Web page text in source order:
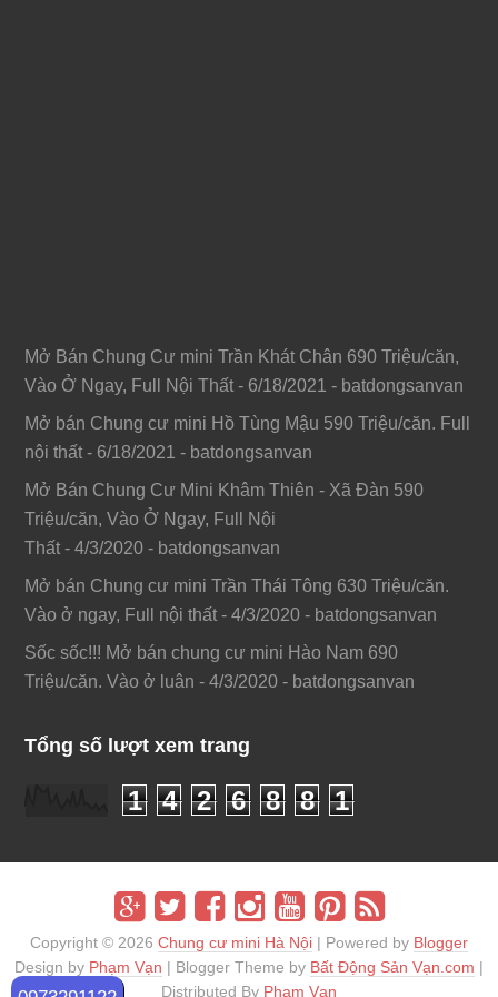
Mở Bán Chung Cư mini Trần Khát Chân 690 Triệu/căn,
Vào Ở Ngay, Full Nội Thất - 6/18/2021 - batdongsanvan
Mở bán Chung cư mini Hồ Tùng Mậu 590 Triệu/căn. Full
nội thất - 6/18/2021 - batdongsanvan
Mở Bán Chung Cư Mini Khâm Thiên - Xã Đàn 590
Triệu/căn, Vào Ở Ngay, Full Nội
Thất - 4/3/2020 - batdongsanvan
Mở bán Chung cư mini Trần Thái Tông 630 Triệu/căn.
Vào ở ngay, Full nội thất - 4/3/2020 - batdongsanvan
Sốc sốc!!! Mở bán chung cư mini Hào Nam 690
Triệu/căn. Vào ở luân - 4/3/2020 - batdongsanvan
Tổng số lượt xem trang
1 4 2 6 8 8 1
Copyright © 2026 Chung cư mini Hà Nội | Powered by Blogger
Design by Phạm Vạn | Blogger Theme by Bất Động Sản Vạn.com |
Distributed By Phạm Vạn